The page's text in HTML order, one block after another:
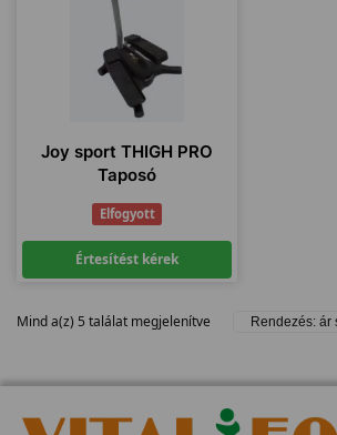
Joy sport THIGH PRO
Taposó
Elfogyott
Értesítést kérek
Mind a(z) 5 találat megjelenítve